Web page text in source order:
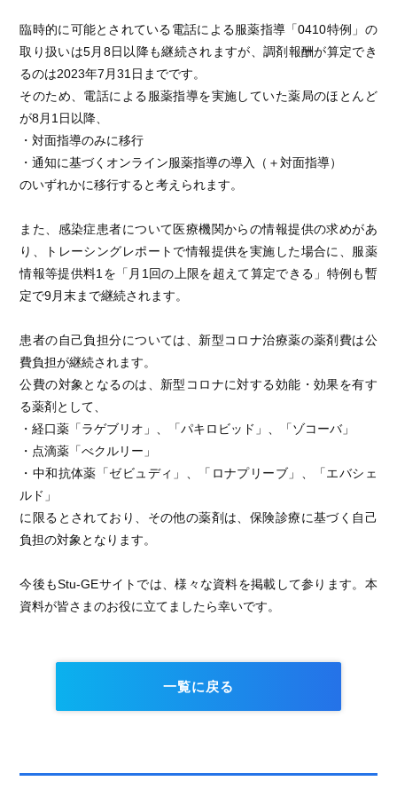
臨時的に可能とされている電話による服薬指導「0410特例」の
取り扱いは5月8日以降も継続されますが、調剤報酬が算定でき
るのは2023年7月31日までです。
そのため、電話による服薬指導を実施していた薬局のほとんど
が8月1日以降、
・対面指導のみに移行
・通知に基づくオンライン服薬指導の導入（＋対面指導）
のいずれかに移行すると考えられます。
また、感染症患者について医療機関からの情報提供の求めがあ
り、トレーシングレポートで情報提供を実施した場合に、服薬
情報等提供料1を「月1回の上限を超えて算定できる」特例も暫
定で9月末まで継続されます。
患者の自己負担分については、新型コロナ治療薬の薬剤費は公
費負担が継続されます。
公費の対象となるのは、新型コロナに対する効能・効果を有す
る薬剤として、
・経口薬「ラゲブリオ」、「パキロビッド」、「ゾコーバ」
・点滴薬「べクルリー」
・中和抗体薬「ゼビュディ」、「ロナプリーブ」、「エバシェ
ルド」
に限るとされており、その他の薬剤は、保険診療に基づく自己
負担の対象となります。
今後もStu-GEサイトでは、様々な資料を掲載して参ります。本
資料が皆さまのお役に立てましたら幸いです。
一覧に戻る